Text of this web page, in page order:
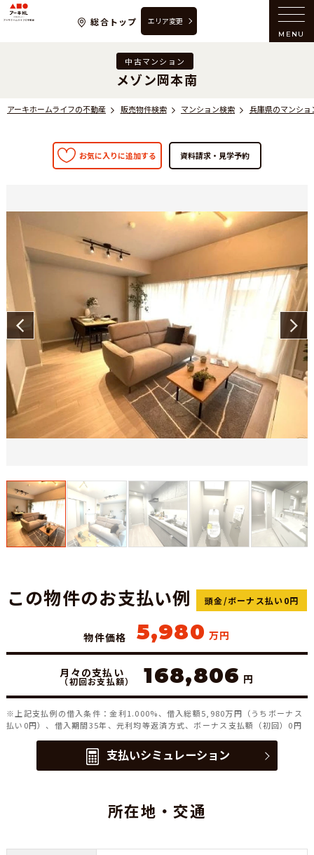
アーキホームライフの不動産
総合トップ エリア変更
MENU
アーキホームライフの不動産 販売物件検索 マンション検索 兵庫県のマンショ
中古マンション
メゾン岡本南
お気に入りに追加する
この物件のお支払い例 頭金/ボーナス払い0円
物件価格 5,980 万円
月々の支払い
（初回お支払額） 168,806 円
※上記支払例の借入条件：金利1.000%、借入総額5,980万円（うちボーナス
払い0円）、借入期間35年、元利均等返済方式、ボーナス支払額（初回）0円
支払いシミュレーション
所在地・交通